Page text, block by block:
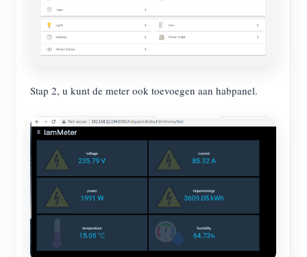
Stap 2, u kunt de meter ook toevoegen aan habpanel.